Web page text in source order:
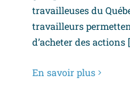
travailleuses du
travailleurs
d’acheter des actions
En savoir plus